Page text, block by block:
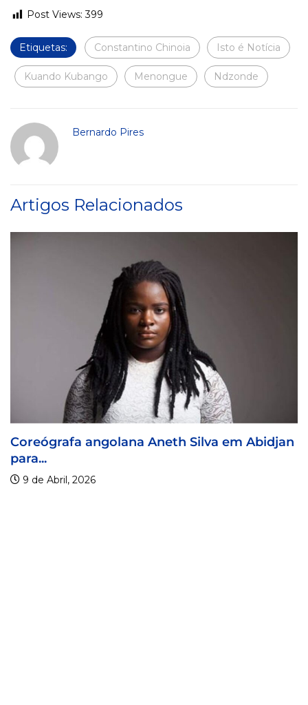
Post Views: 399
Etiquetas: Constantino Chinoia Isto é Notícia
Kuando Kubango Menongue Ndzonde
Bernardo Pires
Artigos Relacionados
angolana Aneth Silva em Abidjan
2026
Visa For